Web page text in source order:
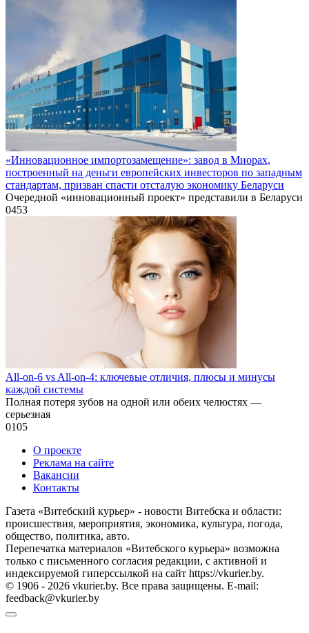
«Инновационное импортозамещение»: завод в Миорах,
построенный на деньги европейских инвесторов по западным
стандартам, призван спасти отсталую экономику Беларуси
Очередной «инновационный проект» представили в Беларуси
0453
All-on-6 vs All-on-4: ключевые отличия, плюсы и минусы
каждой системы
Полная потеря зубов на одной или обеих челюстях —
серьезная
0105
О проекте
Реклама на сайте
Вакансии
Контакты
Газета «Витебский курьер» - новости Витебска и области:
происшествия, мероприятия, экономика, культура, погода,
общество, политика, авто.
Перепечатка материалов «Витебского курьера» возможна
только с письменного согласия редакции, с активной и
индексируемой гиперссылкой на сайт https://vkurier.by.
© 1906 - 2026 vkurier.by. Все права защищены. E-mail:
feedback@vkurier.by